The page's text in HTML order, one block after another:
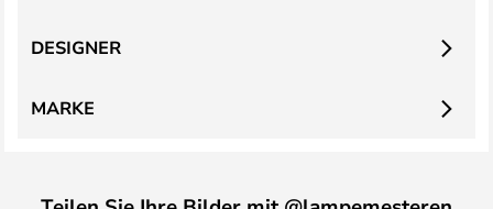
DESIGNER
MARKE